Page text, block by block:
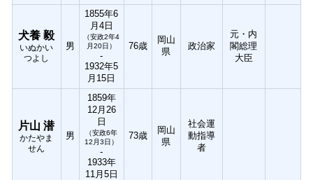
犬養 毅
いぬかい
つよし
男
1855年6
月4日
（安政2年4
月20日）
-
1932年5
月15日
76歳
岡山
県
政治家
元・内
閣総理
大臣
片山 潜
かたやま
せん
男
1859年
12月26
日
（安政6年
12月3日）
-
1933年
11月5日
73歳
岡山
県
社会運
動指導
者